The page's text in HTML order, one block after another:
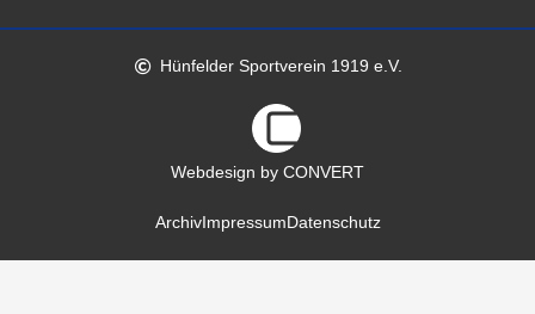
Hünfelder Sportverein 1919 e.V.
Webdesign by CONVERT
ArchivImpressum Datenschutz